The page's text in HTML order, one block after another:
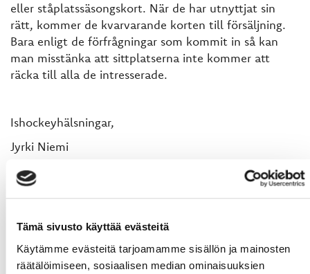
Tämä sivusto käyttää evästeitä
Käytämme evästeitä tarjoamamme sisällön ja mainosten
räätälöimiseen, sosiaalisen median ominaisuuksien
eller ståplatssäsongskort. När de har utnyttjat sin
rätt, kommer de kvarvarande korten till försäljning.
Bara enligt de förfrågningar som kommit in så kan
man misstänka att sittplatserna inte kommer att
räcka till alla de intresserade.
Ishockeyhälsningar,
Jyrki Niemi
Verksamhetsledare